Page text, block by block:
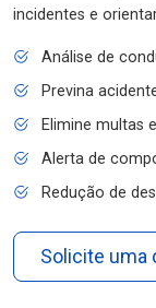
incidentes e
Análise de
Previna
Elimine multas
Alerta de
Redução de
Solicite uma